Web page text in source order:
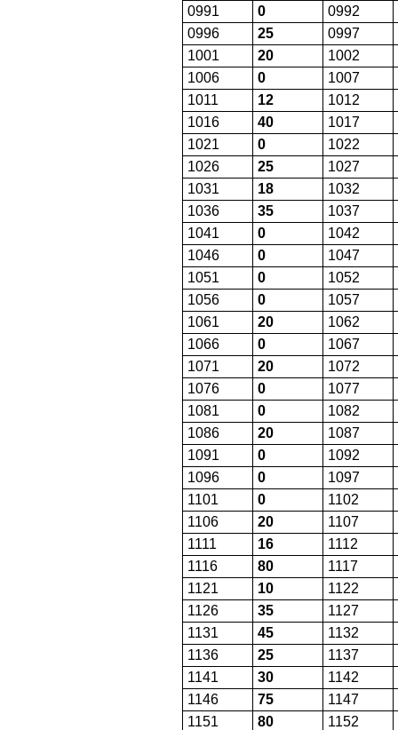
0991
0
0992
0996
25
0997
1001
20
1002
1006
0
1007
1011
12
1012
1016
40
1017
1021
0
1022
1026
25
1027
1031
18
1032
1036
35
1037
1041
0
1042
1046
0
1047
1051
0
1052
1056
0
1057
1061
20
1062
1066
0
1067
1071
20
1072
1076
0
1077
1081
0
1082
1086
20
1087
1091
0
1092
1096
0
1097
1101
0
1102
1106
20
1107
1111
16
1112
1116
80
1117
1121
10
1122
1126
35
1127
1131
45
1132
1136
25
1137
1141
30
1142
1146
75
1147
1151
80
1152